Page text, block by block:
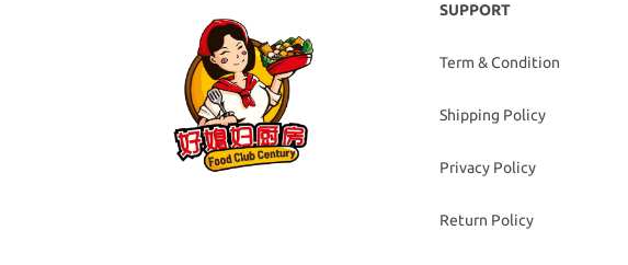
SUPPORT
Term & Condition
Shipping Policy
Privacy Policy
Return Policy